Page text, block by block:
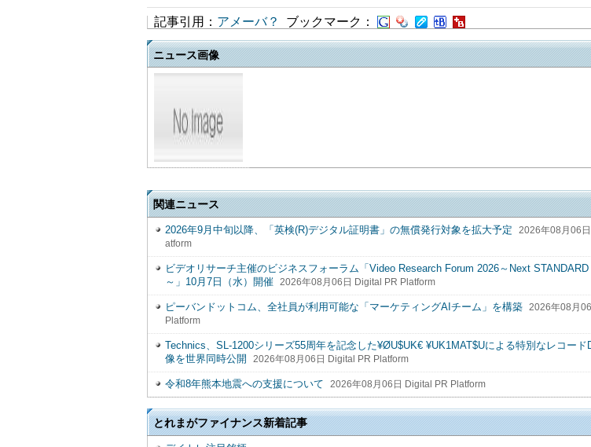
記事引用： アメーバ？ ブックマーク：
ニュース画像
関連ニュース
2026年9月中旬以降、「英検(R)デジタル証明書」の無償発行対象を拡大予定
2026年08月06
atform
ビデオリサーチ主催のビジネスフォーラム「Video Research Forum 2026～Next
～」10月7日（水）開催
2026年08月06日 Digital PR Platform
ピーバンドットコム、全社員が利用可能な「マーケティングAIチーム」を構築
2026年08月
Platform
Technics、SL-1200シリーズ55周年を記念した¥ØU$UK€ ¥UK1MAT$Uによる特別なレコード
像を世界同時公開
2026年08月06日 Digital PR Platform
令和8年熊本地震への支援について 2026年08月06日 Digital PR Platform
とれまがファイナンス新着記事